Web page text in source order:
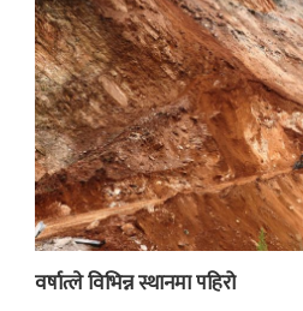
वर्षात्ले विभिन्न स्थानमा पहिरो